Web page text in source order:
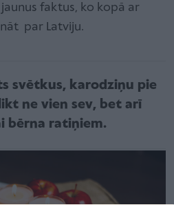
faktus, ko kopā ar
par Latviju.
svētkus, karodziņu pie
ne vien sev, bet arī
bērna ratiņiem.